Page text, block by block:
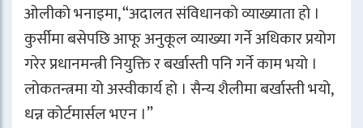
ओलीको भनाइमा, “अदालत संविधानको व्याख्याता हो ।
कुर्सीमा बसेपछि आफू अनुकूल व्याख्या गर्ने अधिकार प्रयोग
गरेर प्रधानमन्त्री नियुक्ति र बर्खास्ती पनि गर्ने काम भयो ।
लोकतन्त्रमा यो अस्वीकार्य हो । सैन्य शैलीमा बर्खास्ती भयो,
धन्न कोर्टमार्सल भएन ।”